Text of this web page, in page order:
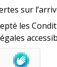
sur
les